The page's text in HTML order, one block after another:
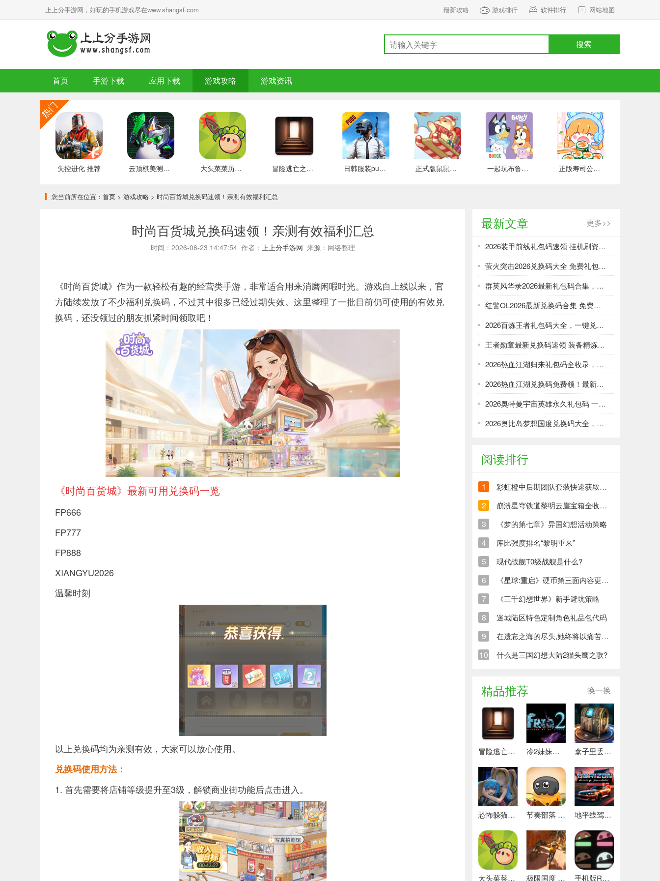
上上分手游网，好玩的手机游戏尽在www.shangsf.com 最新攻略 游戏排行 软件排行 网站地图
搜索
首页 手游下载 应用下载 游戏攻略 游戏资讯
失控进化 推荐 云顶棋美测服 最新版 大头菜菜历险记 好玩的 冒险逃亡之谜 推荐 日韩服装pubg 好玩的 正式版鼠鼠百货物语 安卓版 一起玩布鲁伊吧 手游下载 正版寿司公园 安卓版
您当前所在位置： 首页 > 游戏攻略 > 时尚百货城兑换码速领！亲测有效福利汇总
时尚百货城兑换码速领！亲测有效福利汇总
时间：2026-06-23 14:47:54 作者： 上上分手游网 来源：网络整理
《时尚百货城》作为一款轻松有趣的经营类手游，非常适合用来消磨闲暇时光。游戏自上线以来，官
方陆续发放了不少福利兑换码，不过其中很多已经过期失效。这里整理了一批目前仍可使用的有效兑
换码，还没领过的朋友抓紧时间领取吧！
《时尚百货城》最新可用兑换码一览
FP666
FP777
FP888
XIANGYU2026
温馨时刻
以上兑换码均为亲测有效，大家可以放心使用。
兑换码使用方法：
1. 首先需要将店铺等级提升至3级，解锁商业街功能后点击进入。
最新文章 更多>>
2026装甲前线礼包码速领 挂机刷资源攻略
萤火突击2026兑换码大全 免费礼包一键领取
群英风华录2026最新礼包码合集，一键领取限时福利
红警OL2026最新兑换码合集 免费礼包一键领取
2026百炼王者礼包码大全，一键兑换加速武将养成
王者勋章最新兑换码速领 装备精炼资源轻松刷
2026热血江湖归来礼包码全收录，强化资源不愁！
2026热血江湖兑换码免费领！最新礼包大全速取
2026奥特曼宇宙英雄永久礼包码 一键领取光暗资源
2026奥比岛梦想国度兑换码大全，免费领服饰家具！
阅读排行
1 彩虹橙中后期团队套装快速获取方法
2 崩溃星穹铁道黎明云崖宝箱全收集策略与崩铁玩家分享
3 《梦的第七章》异国幻想活动策略
4 库比强度排名“黎明重来”
5 现代战舰T0级战舰是什么?
6 《星球:重启》硬币第三面内容更新清单
7 《三千幻想世界》新手避坑策略
8 迷城陆区特色定制角色礼品包代码
9 在遗忘之海的尽头,她终将以痛苦创造新的生命
10 什么是三国幻想大陆2猫头鹰之歌?
精品推荐 换一换
冒险逃亡之谜 推荐 冷2妹妹的记忆 热门下载 盒子里丢失的碎片 安卓下载
恐怖躲猫猫4 最新版 节奏部落 安卓版 地平线驾驶模拟器 最新版
大头菜菜历险记 好玩的 极限国度 最新版 手机版REPO 安卓版